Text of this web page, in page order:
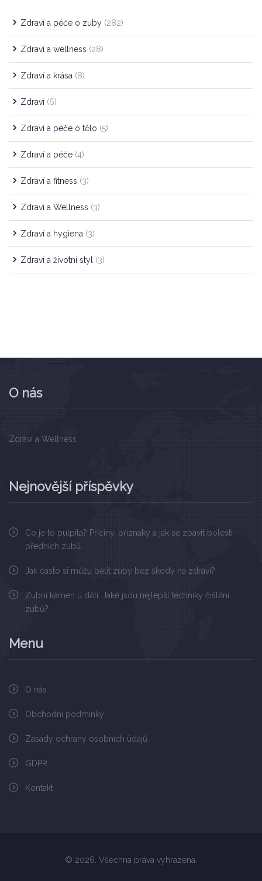
Zdraví a péče o zuby (282)
Zdraví a wellness (28)
Zdraví a krása (8)
Zdraví (6)
Zdraví a péče o tělo (5)
Zdraví a péče (4)
Zdraví a fitness (3)
Zdraví a Wellness (3)
Zdraví a hygiena (3)
Zdraví a životní styl (3)
O nás
Zdraví a Wellness
Nejnovější příspěvky
Co je to pulpita? Příčiny, příznaky a jak se zbavit bolesti
předních zubů
Jak často si můžu bělit zuby bez škody na zdraví?
Zubní kámen u dětí: Jaké jsou nejlepší techniky čištění
zubů?
Menu
O nás
Obchodní podmínky
Zásady ochrany osobních údajů
GDPR
Kontakt
© 2026. Všechna práva vyhrazena.